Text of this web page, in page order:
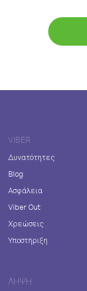
VIBER
Δυνατότητες
Blog
Ασφάλεια
Viber Out
Χρεώσεις
Υποστήριξη
ΛΉΨΗ